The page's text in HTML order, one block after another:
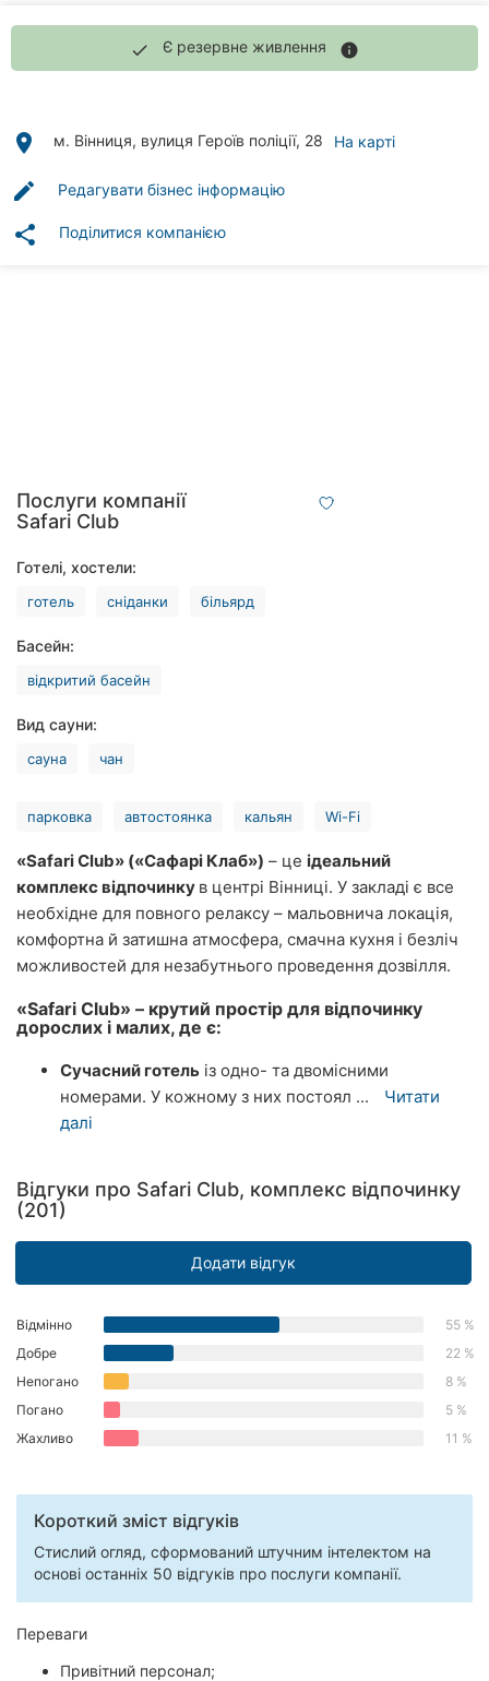
Рівне
Одеса
Кропивницький
Київ
Кривий
Ріг
Миколаїв
Херсон
Чернігів
Чернівці
Івано-
Луцьк
Карпати
done Є резервне живлення info
place м. Вінниця, вулиця Героїв поліції, 28 На карті
edit Редагувати бізнес інформацію
share Поділитися компанією
Послуги компанії
Safari Club
Готелі, хостели:
готель сніданки більярд
Басейн:
відкритий басейн
Вид сауни:
сауна чан
парковка автостоянка кальян Wi-Fi
«Safari Club» («Сафарі Клаб») – це ідеальний
комплекс відпочинку в центрі Вінниці. У закладі є все
необхідне для повного релаксу – мальовнича локація,
комфортна й затишна атмосфера, смачна кухня і безліч
можливостей для незабутнього проведення дозвілля.
«Safari Club» – крутий простір для відпочинку
дорослих і малих, де є:
Сучасний готель із одно- та двомісними
номерами. У кожному з них постоял ...
Читати
далі
Відгуки про Safari Club, комплекс відпочинку
(201)
Додати відгук
Відмінно
55 %
Добре
22 %
Непогано
8 %
Погано
5 %
Жахливо
11 %
Короткий зміст відгуків
Стислий огляд, сформований штучним інтелектом на
основі останніх 50 відгуків про послуги компанії.
Переваги
Привітний персонал;